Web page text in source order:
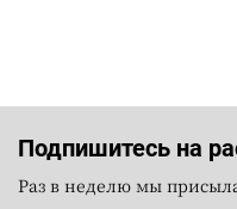
Подпишитесь на
Раз в неделю мы